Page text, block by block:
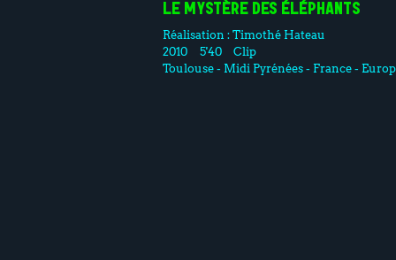
LE MYSTÈRE DES ÉLÉPHANTS
Réalisation :Timothé Hateau
2010
5'40
Clip
Toulouse - Midi Pyrénées - France -